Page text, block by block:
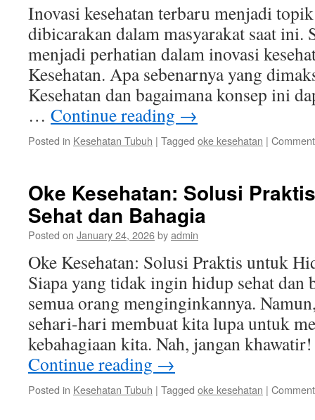
Inovasi kesehatan terbaru menjadi
dibicarakan dalam masyarakat saat ini.
menjadi perhatian dalam inovasi
Kesehatan. Apa sebenarnya yang
Kesehatan dan bagaimana konsep ini
… Continue reading →
Posted in Kesehatan Tubuh | Tagged oke kesehatan |
Oke Kesehatan: Solusi
Sehat dan Bahagia
Posted on January 24, 2026byadmin
Oke Kesehatan: Solusi Praktis untuk
Siapa yang tidak ingin hidup sehat dan
semua orang menginginkannya.
sehari-hari membuat kita lupa untuk
kebahagiaan kita. Nah, jangan
Continue reading →
Posted in Kesehatan Tubuh | Tagged oke kesehatan |